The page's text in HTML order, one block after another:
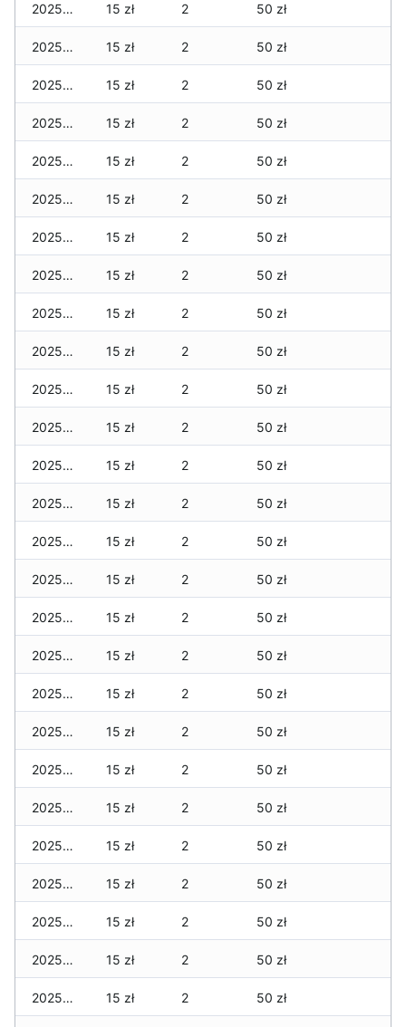
2025-11-11 15 zł 2 50 zł
2025-11-09 15 zł 2 50 zł
2025-11-08 15 zł 2 50 zł
2025-11-07 15 zł 2 50 zł
2025-11-06 15 zł 2 50 zł
2025-11-05 15 zł 2 50 zł
2025-11-04 15 zł 2 50 zł
2025-11-03 15 zł 2 50 zł
2025-11-02 15 zł 2 50 zł
2025-11-01 15 zł 2 50 zł
2025-10-31 15 zł 2 50 zł
2025-10-30 15 zł 2 50 zł
2025-10-29 15 zł 2 50 zł
2025-10-28 15 zł 2 50 zł
2025-10-27 15 zł 2 50 zł
2025-10-26 15 zł 2 50 zł
2025-10-25 15 zł 2 50 zł
2025-10-24 15 zł 2 50 zł
2025-10-24 15 zł 2 50 zł
2025-10-24 15 zł 2 50 zł
2025-10-23 15 zł 2 50 zł
2025-10-22 15 zł 2 50 zł
2025-10-21 15 zł 2 50 zł
2025-10-20 15 zł 2 50 zł
2025-10-19 15 zł 2 50 zł
2025-10-18 15 zł 2 50 zł
2025-10-17 15 zł 2 50 zł